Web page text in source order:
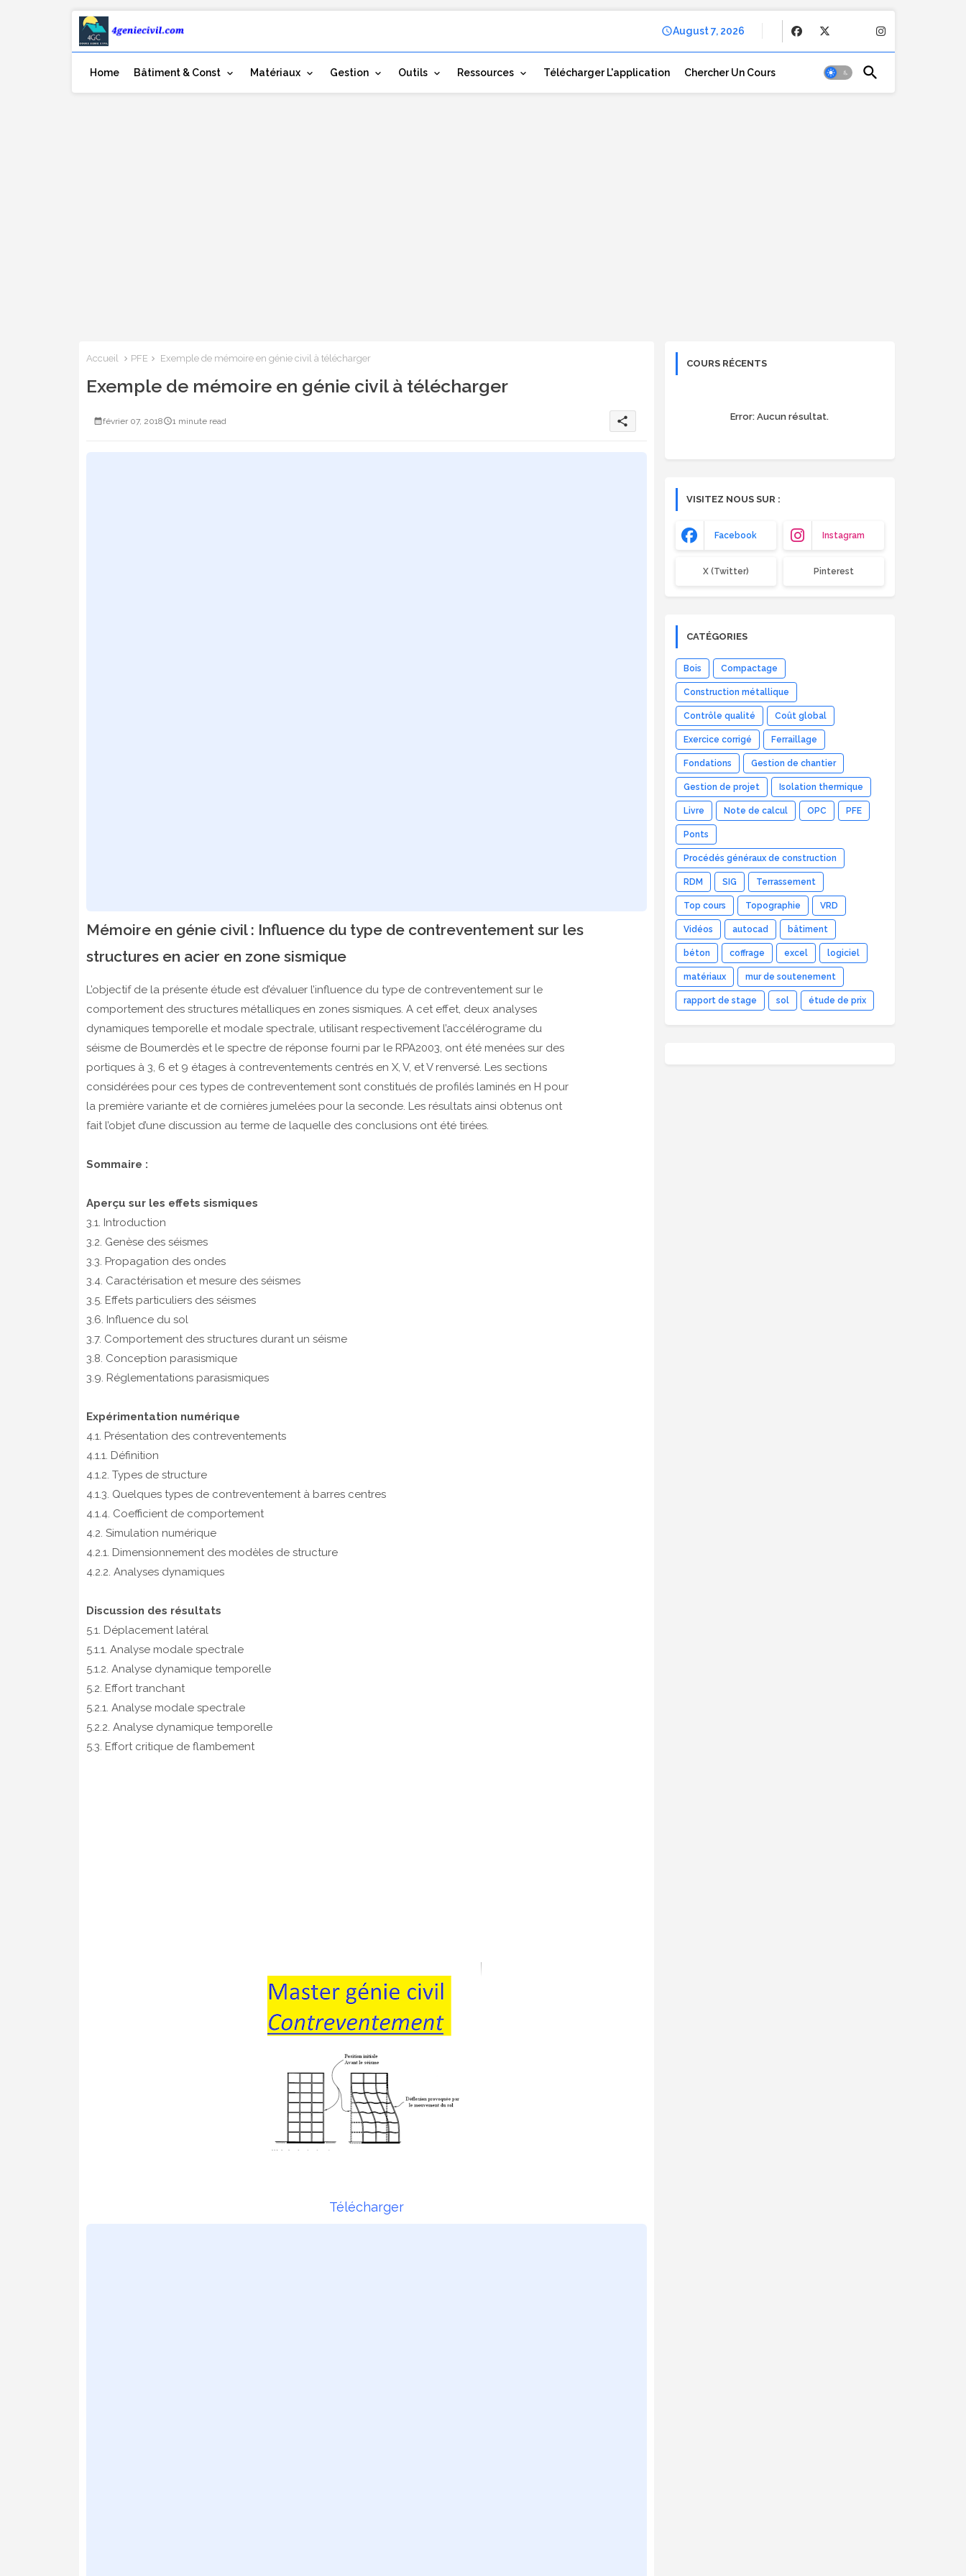
August 7, 2026
Home Bâtiment & Const Matériaux Gestion Outils Ressources Télécharger L'application Chercher Un Cours
Accueil PFE Exemple de mémoire en génie civil à télécharger
Exemple de mémoire en génie civil à télécharger
février 07, 2018 1 minute read share
Mémoire en génie civil : Influence du type de contreventement sur les
structures en acier en zone sismique
L’objectif de la présente étude est d’évaluer l’influence du type de contreventement sur le
comportement des structures métalliques en zones sismiques. A cet effet, deux analyses
dynamiques temporelle et modale spectrale, utilisant respectivement l’accélérograme du
séisme de Boumerdès et le spectre de réponse fourni par le RPA2003, ont été menées sur des
portiques à 3, 6 et 9 étages à contreventements centrés en X, V, et V renversé. Les sections
considérées pour ces types de contreventement sont constitués de profilés laminés en H pour
la première variante et de cornières jumelées pour la seconde. Les résultats ainsi obtenus ont
fait l’objet d’une discussion au terme de laquelle des conclusions ont été tirées.
Sommaire :
Aperçu sur les effets sismiques
3.1. Introduction
3.2. Genèse des séismes
3.3. Propagation des ondes
3.4. Caractérisation et mesure des séismes
3.5. Effets particuliers des séismes
3.6. Influence du sol
3.7. Comportement des structures durant un séisme
3.8. Conception parasismique
3.9. Réglementations parasismiques
Expérimentation numérique
4.1. Présentation des contreventements
4.1.1. Définition
4.1.2. Types de structure
4.1.3. Quelques types de contreventement à barres centres
4.1.4. Coefficient de comportement
4.2. Simulation numérique
4.2.1. Dimensionnement des modèles de structure
4.2.2. Analyses dynamiques
Discussion des résultats
5.1. Déplacement latéral
5.1.1. Analyse modale spectrale
5.1.2. Analyse dynamique temporelle
5.2. Effort tranchant
5.2.1. Analyse modale spectrale
5.2.2. Analyse dynamique temporelle
5.3. Effort critique de flambement
Télécharger
COURS RÉCENTS
Error: Aucun résultat.
VISITEZ NOUS SUR :
Facebook Instagram
X (Twitter) Pinterest
CATÉGORIES
Bois Compactage
Construction métallique
Contrôle qualité Coût global
Exercice corrigé Ferraillage
Fondations Gestion de chantier
Gestion de projet Isolation thermique
Livre Note de calcul OPC PFE
Ponts
Procédés généraux de construction
RDM SIG Terrassement
Top cours Topographie VRD
Vidéos autocad bâtiment
béton coffrage excel logiciel
matériaux mur de soutenement
rapport de stage sol étude de prix